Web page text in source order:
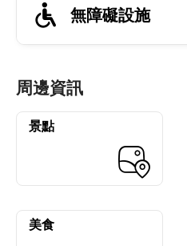
無障礙設施
周邊資訊
景點
美食